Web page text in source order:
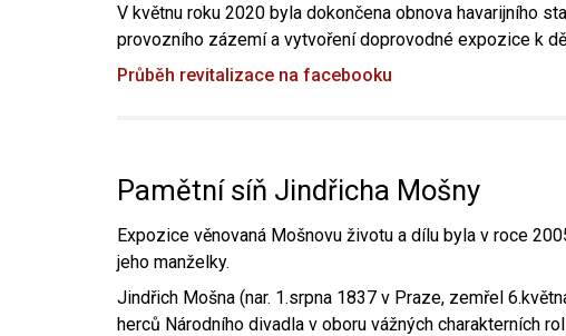
V květnu roku 2020 byla dokončena obnova havarijního
provozního zázemí a vytvoření doprovodné expozice k
Průběh revitalizace na facebooku
Pamětní síň Jindřicha Mošny
Expozice věnovaná Mošnovu životu a dílu byla v roce
jeho manželky.
Jindřich Mošna (nar. 1.srpna 1837 v Praze, zemřel
herců Národního divadla v oboru vážných charakterních